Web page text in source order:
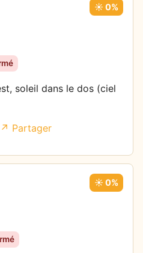
☀️ 0%
soleil dans le dos (ciel
↗ Partager
☀️ 0%